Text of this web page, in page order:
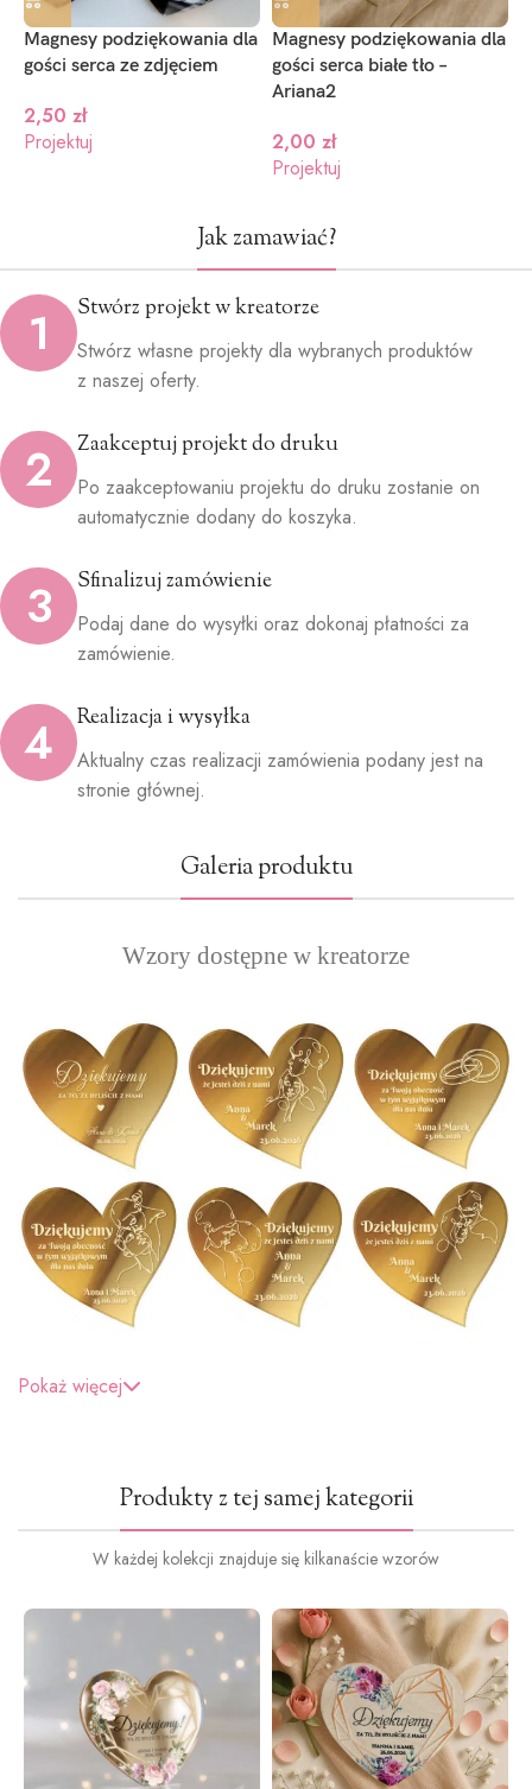
Magnesy podziękowania dla
gości serca ze zdjęciem
2,50 zł
Projektuj
Magnesy podziękowania dla
gości serca białe tło –
Ariana2
2,00 zł
Projektuj
Jak zamawiać?
1 Stwórz projekt w kreatorze
Stwórz własne projekty dla wybranych produktów
z naszej oferty.
2 Zaakceptuj projekt do druku
Po zaakceptowaniu projektu do druku zostanie on
automatycznie dodany do koszyka.
3 Sfinalizuj zamówienie
Podaj dane do wysyłki oraz dokonaj płatności za
zamówienie.
4 Realizacja i wysyłka
Aktualny czas realizacji zamówienia podany jest na
stronie głównej.
Galeria produktu
Wzory dostępne w kreatorze
Pokaż więcej
Produkty z tej samej kategorii
W każdej kolekcji znajduje się kilkanaście wzorów